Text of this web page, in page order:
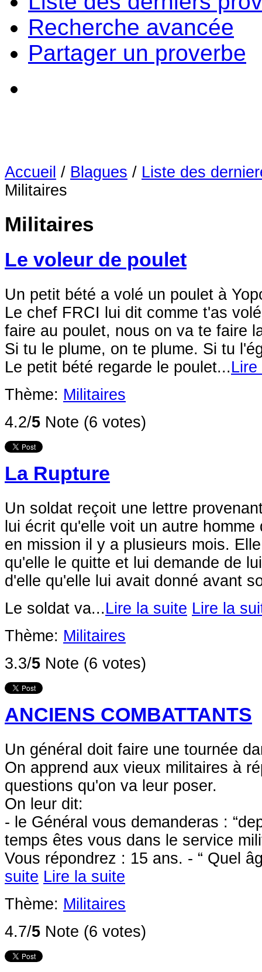
Recherche avancée
Partager un proverbe
Accueil / Blagues / Liste des
Militaires
Militaires
Le voleur de poulet
Un petit bété a volé un poulet à
Le chef FRCI lui dit comme t'as
faire au poulet, nous on va te faire
Si tu le plume, on te plume. Si tu
Le petit bété regarde le poulet...
Thème: Militaires
4.2/5 Note (6 votes)
La Rupture
Un soldat reçoit une lettre
lui écrit qu'elle voit un autre
en mission il y a plusieurs mois.
qu'elle le quitte et lui demande de
d'elle qu'elle lui avait donné avant
Le soldat va...Lire la suite Lire la
Thème: Militaires
3.3/5 Note (6 votes)
ANCIENS COMBATTANTS
Un général doit faire une tournée
On apprend aux vieux militaires à
questions qu'on va leur poser.
On leur dit:
- le Général vous demanderas :
temps êtes vous dans le service
Vous répondrez : 15 ans. - “ Quel
suite Lire la suite
Thème: Militaires
4.7/5 Note (6 votes)